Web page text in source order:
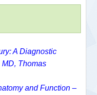
A Diagnostic
MD, Thomas
and Function –